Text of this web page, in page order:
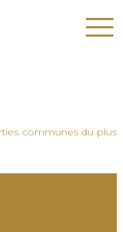
communes du plus